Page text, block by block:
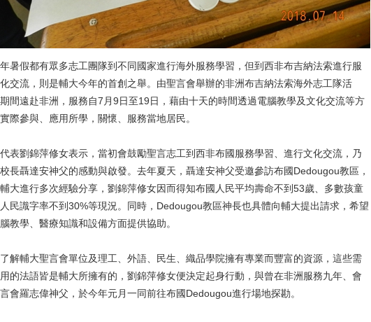
暑假都有眾多志工團隊到不同國家進行海外服務學習，但到西非布吉納法索進行服
交流，則是輔大今年的首創之舉。由聖言會舉辦的非洲布吉納法索海外志工隊活
間遠赴非洲，服務自7月9日至19日，藉由十天的時間透過電腦教學及文化交流等方
際參與、應用所學，關懷、服務當地居民。
表劉錦萍修女表示，當初會鼓勵聖言志工到西非布國服務學習、進行文化交流，乃
長聶達安神父的感動與啟發。去年夏天，聶達安神父受邀參訪布國Dedougou教區，
大進行多次經驗分享，劉錦萍修女因而得知布國人民平均壽命不到53歲、多數孩童
民識字率不到30%等現況。同時，Dedougou教區神長也具體向輔大提出請求，希望
教學、醫療知識和設備方面提供協助。
解輔大聖言會單位及理工、外語、民生、織品學院擁有專業而豐富的資源，這些需
的法語皆是輔大所擁有的，劉錦萍修女便決定起身行動，與曾在非洲服務九年、會
會羅志偉神父，於今年元月一同前往布國Dedougou進行場地探勘。